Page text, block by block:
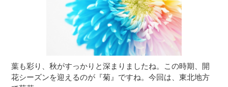
葉も彩り、秋がすっかりと深まりましたね。この時期、開
花シーズンを迎えるのが『菊』ですね。今回は、東北地方